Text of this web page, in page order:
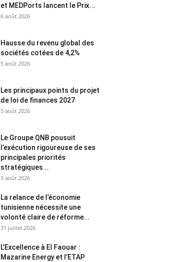
et MEDPorts lancent le Prix...
6 août 2026
Hausse du revenu global des
sociétés cotées de 4,2%
5 août 2026
Les principaux points du projet
de loi de finances 2027
5 août 2026
Le Groupe QNB pousuit
l’exécution rigoureuse de ses
principales priorités
stratégiques...
3 août 2026
La relance de l’économie
tunisienne nécessite une
volonté claire de réforme...
31 juillet 2026
L’Excellence à El Faouar :
Mazarine Energy et l’ETAP